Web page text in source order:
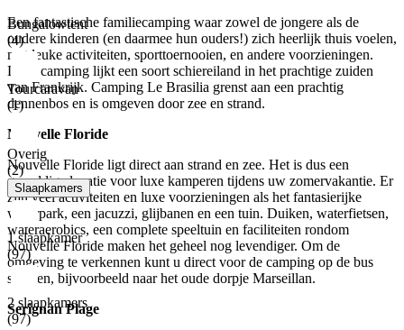
Een fantastische familiecamping waar zowel de jongere als de
oudere kinderen (en daarmee hun ouders!) zich heerlijk thuis voelen,
met leuke activiteiten, sporttoernooien, en andere voorzieningen.
Deze camping lijkt een soort schiereiland in het prachtige zuiden
van Frankrijk. Camping Le Brasilia grenst aan een prachtig
dennenbos en is omgeven door zee en strand.
Nouvelle Floride
Nouvelle Floride ligt direct aan strand en zee. Het is dus een
geweldige locatie voor luxe kamperen tijdens uw zomervakantie. Er
zijn veel activiteiten en luxe voorzieningen als het fantasierijke
waterpark, een jacuzzi, glijbanen en een tuin. Duiken, waterfietsen,
wateraerobics, een complete speeltuin en faciliteiten rondom
Nouvelle Floride maken het geheel nog levendiger. Om de
omgeving te verkennen kunt u direct voor de camping op de bus
stappen, bijvoorbeeld naar het oude dorpje Marseillan.
Serignan Plage
Bungalowtent
(4)
Tourcaravan
(1)
Overig
(2)
Slaapkamers
1 slaapkamer
(97)
2 slaapkamers
(97)